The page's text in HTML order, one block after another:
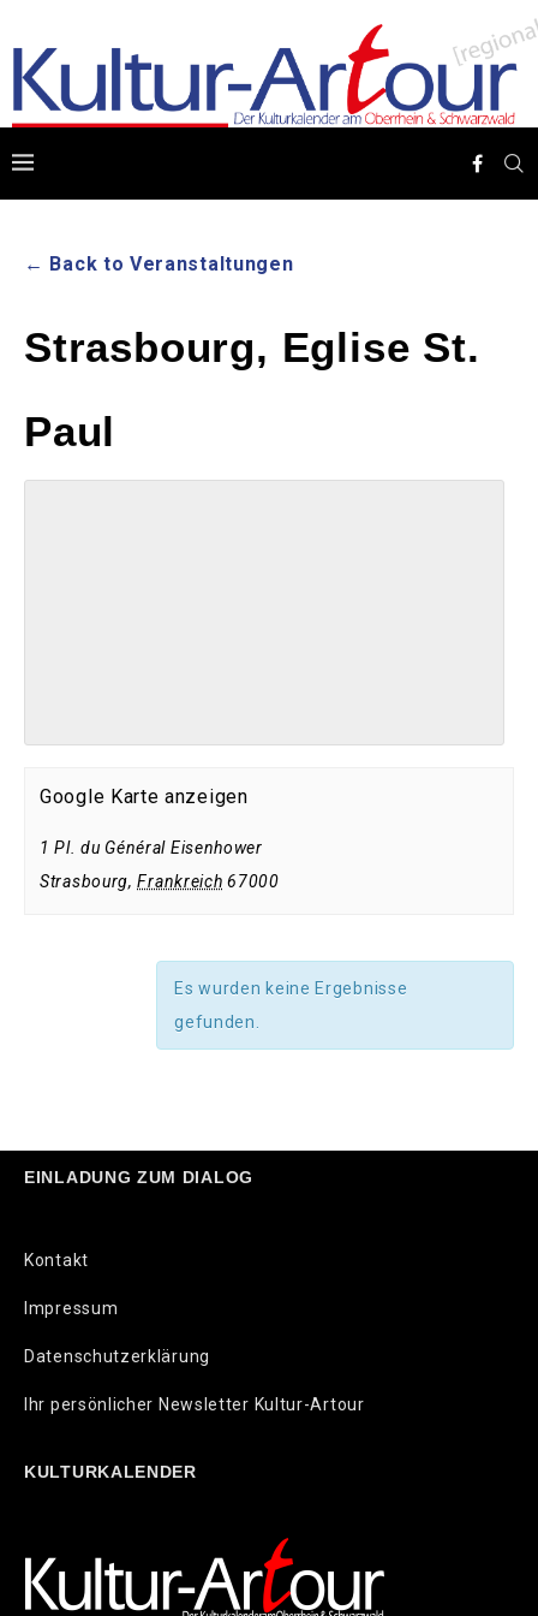
← Back to Veranstaltungen
Strasbourg, Eglise St.
Paul
Google Karte anzeigen
1 Pl. du Général Eisenhower
Strasbourg, Frankreich 67000
Es wurden keine Ergebnisse
gefunden.
EINLADUNG ZUM DIALOG
Kontakt
Impressum
Datenschutzerklärung
Ihr persönlicher Newsletter Kultur-Artour
KULTURKALENDER